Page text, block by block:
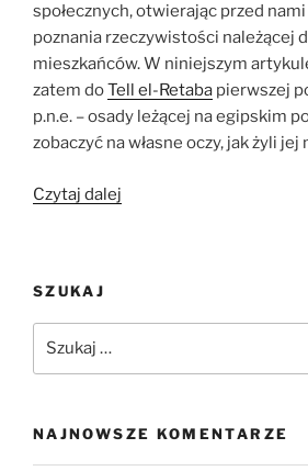
społecznych, otwierając przed
poznania rzeczywistości należącej
mieszkańców. W niniejszym
zatem doTell el-Retaba pierwszej
p.n.e. – osady leżącej na egipskim
zobaczyć na własne oczy, jak żyli jej
Czytaj dalej
w
u
egipskiego
SZUKAJ
NAJNOWSZE KOMENTARZE